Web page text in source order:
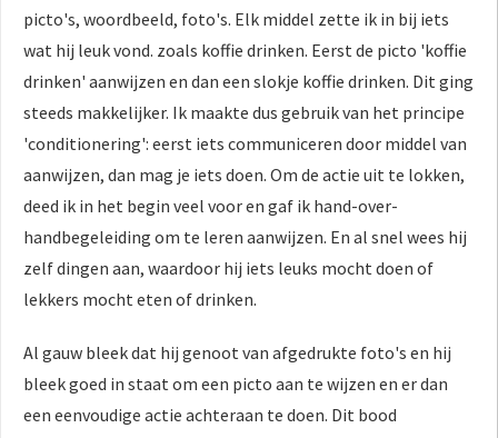
picto's, woordbeeld, foto's. Elk middel zette ik in bij iets
wat hij leuk vond. zoals koffie drinken. Eerst de picto 'koffie
drinken' aanwijzen en dan een slokje koffie drinken. Dit ging
steeds makkelijker. Ik maakte dus gebruik van het principe
'conditionering': eerst iets communiceren door middel van
aanwijzen, dan mag je iets doen. Om de actie uit te lokken,
deed ik in het begin veel voor en gaf ik hand-over-
handbegeleiding om te leren aanwijzen. En al snel wees hij
zelf dingen aan, waardoor hij iets leuks mocht doen of
lekkers mocht eten of drinken.
Al gauw bleek dat hij genoot van afgedrukte foto's en hij
bleek goed in staat om een picto aan te wijzen en er dan
een eenvoudige actie achteraan te doen. Dit bood